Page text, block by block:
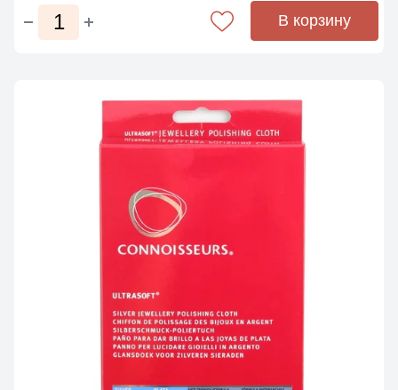
В корзину